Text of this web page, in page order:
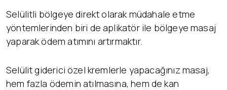
Selülitli bölgeye direkt olarak müdahale etme
yöntemlerinden biri de aplikatör ile bölgeye masaj
yaparak ödem atımını artırmaktır.
Selülit giderici özel kremlerle yapacağınız masaj,
hem fazla ödemin atılmasına, hem de kan